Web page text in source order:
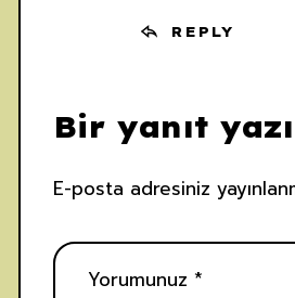
REPLY
Bir yanıt
E-posta adresiniz